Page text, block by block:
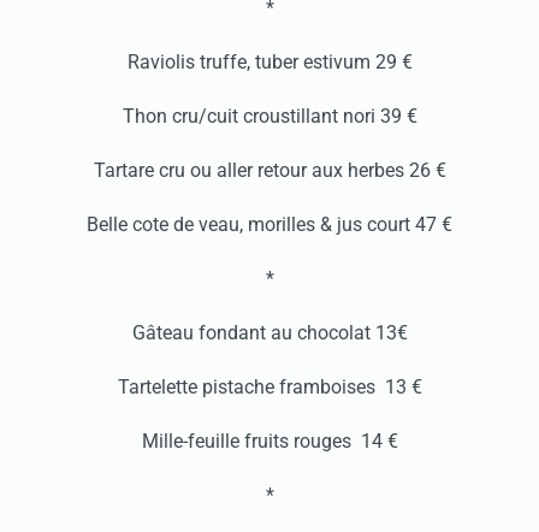
*
Raviolis truffe, tuber estivum 29 €
Thon cru/cuit croustillant nori 39 €
Tartare cru ou aller retour aux herbes 26 €
Belle cote de veau, morilles & jus court 47 €
*
Gâteau fondant au chocolat 13€
Tartelette pistache framboises 13 €
Mille-feuille fruits rouges 14 €
*